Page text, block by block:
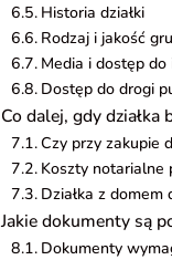
Historia działki
Rodzaj i jakość
Media i dostęp
Dostęp do drogi
Co dalej, gdy działka
Czy przy zakupie
Koszty notarialne
Działka z
Jakie dokumenty są
Dokumenty